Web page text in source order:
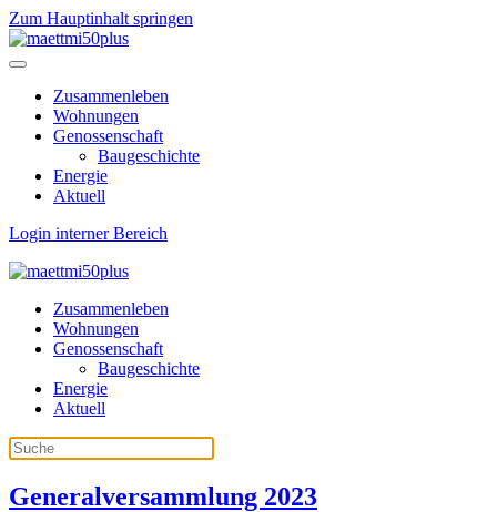
Zum Hauptinhalt springen
Zusammenleben
Wohnungen
Genossenschaft
Baugeschichte
Energie
Aktuell
Login interner Bereich
Zusammenleben
Wohnungen
Genossenschaft
Baugeschichte
Energie
Aktuell
Generalversammlung 2023